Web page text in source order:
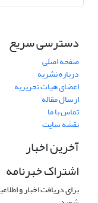
دسترسی سریع
صفحه اصلی
درباره نشریه
اعضای هیات تحریریه
ارسال مقاله
تماس با ما
نقشه سایت
آخرین اخبار
اشتراک خبرنامه
برای دریافت اخبار و